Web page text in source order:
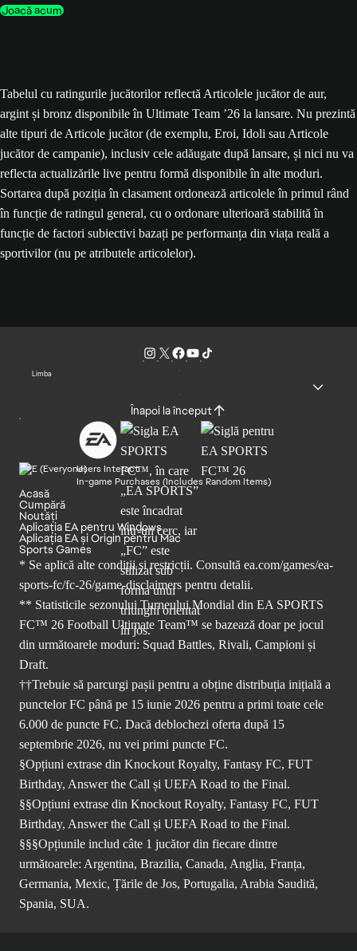
Joacă acum
Tabelul cu ratingurile jucătorilor reflectă Articolele jucător de aur,
argint și bronz disponibile în Ultimate Team ’26 la lansare. Nu prezintă
alte tipuri de Articole jucător (de exemplu, Eroi, Idoli sau Articole
jucător de campanie), inclusiv cele adăugate după lansare, și nici nu va
reflecta actualizările live pentru formă disponibile în alte moduri.
Sortarea după poziția în clasament ordonează articolele în primul rând
în funcție de ratingul general, cu o ordonare ulterioară stabilită în
funcție de factori subiectivi bazați pe performanța din viața reală a
sportivilor (nu pe atributele articolelor).
Limba
Înapoi la început
Users Interact
In-game Purchases (Includes Random Items)
Acasă
Cumpără
Noutăți
Aplicația EA pentru Windows
Aplicația EA și Origin pentru Mac
Sports Games
* Se aplică alte condiții și restricții. Consultă ea.com/games/ea-
sports-fc/fc-26/game-disclaimers pentru detalii.
** Statisticile sezonului Turneului Mondial din EA SPORTS
FC™ 26 Football Ultimate Team™ se bazează doar pe jocul
din următoarele moduri: Squad Battles, Rivali, Campioni și
Draft.
††Trebuie să parcurgi pașii pentru a obține distribuția inițială a
punctelor FC până pe 15 iunie 2026 pentru a primi toate cele
6.000 de puncte FC. Dacă deblochezi oferta după 15
septembrie 2026, nu vei primi puncte FC.
§Opțiuni extrase din Knockout Royalty, Fantasy FC, FUT
Birthday, Answer the Call și UEFA Road to the Final.
§§Opțiuni extrase din Knockout Royalty, Fantasy FC, FUT
Birthday, Answer the Call și UEFA Road to the Final.
§§§Opțiunile includ câte 1 jucător din fiecare dintre
următoarele: Argentina, Brazilia, Canada, Anglia, Franța,
Germania, Mexic, Țările de Jos, Portugalia, Arabia Saudită,
Spania, SUA.